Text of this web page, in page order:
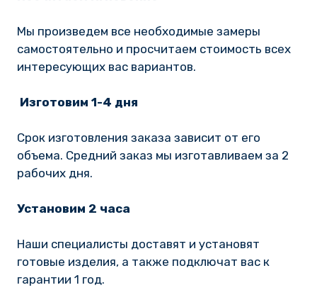
Мы произведем все необходимые замеры
самостоятельно и просчитаем стоимость всех
интересующих вас вариантов.
Изготовим 1-4 дня
Срок изготовления заказа зависит от его
объема. Средний заказ мы изготавливаем за 2
рабочих дня.
Установим 2 часа
Наши специалисты доставят и установят
готовые изделия, а также подключат вас к
гарантии 1 год.